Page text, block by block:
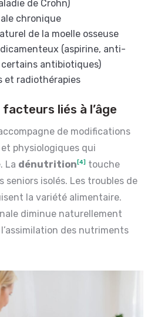
de Crohn)
chronique
de la moelle osseuse
(aspirine, anti-
antibiotiques)
et radiothérapies
liés à l’âge
de modifications
physiologiques qui
La dénutrition [4]
touche
seniors isolés. Les troubles de
la variété alimentaire.
diminue naturellement
des nutriments